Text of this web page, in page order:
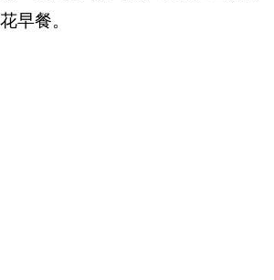
早餐。